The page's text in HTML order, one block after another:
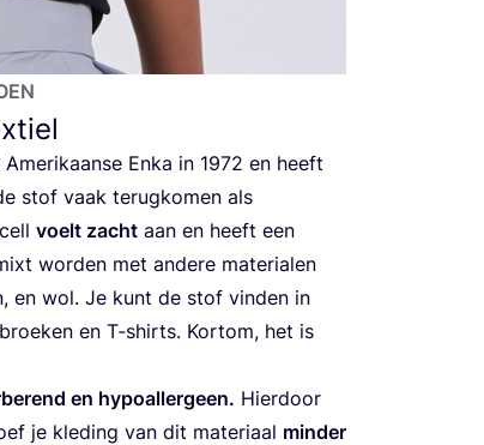
Enka in 1972 en heeft
stof vaak terug­ko­men als
voelt zacht aan en heeft een
wor­den met ande­re mate­ri­a­len
en wol. Je kunt de stof vin­den in
en T‑shirts. Kort­om, het is
en hypo­al­ler­geen. Hier­door
je kle­ding van dit mate­ri­aal min­der